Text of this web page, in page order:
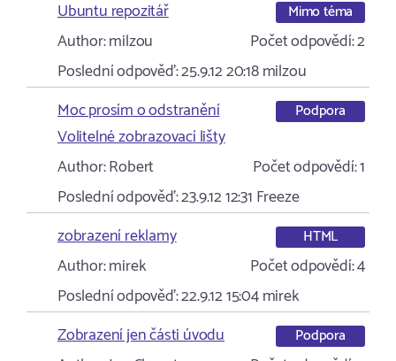
Ubuntu repozitář
Mimo téma
Author:milzou Počet odpovědí:2
Poslední odpověď:25.9.12 20:18milzou
Moc prosím o odstranění
Volitelné zobrazovací lišty
Podpora
Author:Robert Počet odpovědí:1
Poslední odpověď:23.9.12 12:31 Freeze
zobrazení reklamy
HTML
Author:mirek Počet odpovědí:4
Poslední odpověď:22.9.12 15:04mirek
Zobrazení jen části úvodu
Podpora